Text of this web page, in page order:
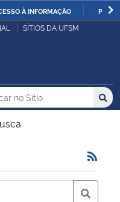
À INFORMAÇÃO
SÍTIOS DA UFSM
no no Sítio